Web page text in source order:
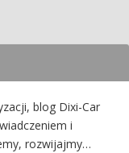
blog Dixi-Car
i
rozwijajmy…